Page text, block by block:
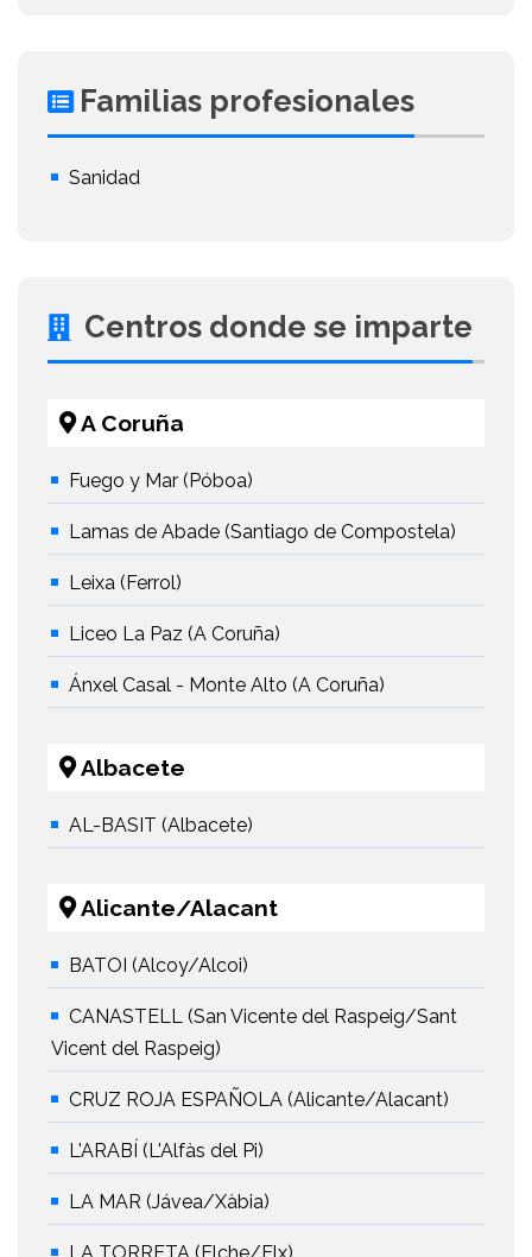
Familias profesionales
Sanidad
Centros donde se imparte
A Coruña
Fuego y Mar (Póboa)
Lamas de Abade (Santiago de Compostela)
Leixa (Ferrol)
Liceo La Paz (A Coruña)
Ánxel Casal - Monte Alto (A Coruña)
Albacete
AL-BASIT (Albacete)
Alicante/Alacant
BATOI (Alcoy/Alcoi)
CANASTELL (San Vicente del Raspeig/Sant
Vicent del Raspeig)
CRUZ ROJA ESPAÑOLA (Alicante/Alacant)
L'ARABÍ (L'Alfàs del Pi)
LA MAR (Jávea/Xàbia)